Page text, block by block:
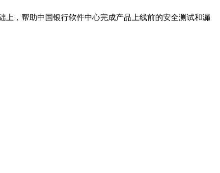
，帮助中国银行软件中心完成产品上线前的安全测试和漏